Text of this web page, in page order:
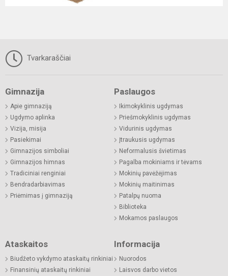
Tvarkaraščiai
Gimnazija
Apie gimnaziją
Ugdymo aplinka
Vizija, misija
Pasiekimai
Gimnazijos simboliai
Gimnazijos himnas
Tradiciniai renginiai
Bendradarbiavimas
Priėmimas į gimnaziją
Paslaugos
Ikimokyklinis ugdymas
Priešmokyklinis ugdymas
Vidurinis ugdymas
Įtraukusis ugdymas
Neformalusis švietimas
Pagalba mokiniams ir tėvams
Mokinių pavėžėjimas
Mokinių maitinimas
Patalpų nuoma
Biblioteka
Mokamos paslaugos
Ataskaitos
Biudžeto vykdymo ataskaitų rinkiniai
Finansinių ataskaitų rinkiniai
Informacija
Nuorodos
Laisvos darbo vietos